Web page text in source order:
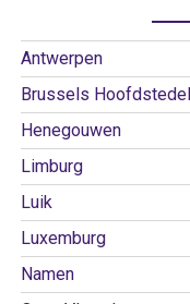
Antwerpen
Brussels
Henegouwen
Limburg
Luik
Luxemburg
Namen